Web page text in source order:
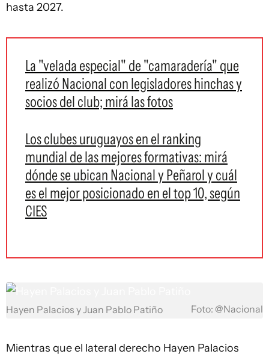
hasta 2027.
La "velada especial" de "camaradería" que
realizó Nacional con legisladores hinchas y
socios del club; mirá las fotos
Los clubes uruguayos en el ranking
mundial de las mejores formativas: mirá
dónde se ubican Nacional y Peñarol y cuál
es el mejor posicionado en el top 10, según
CIES
Hayen Palacios y Juan Pablo Patiño Foto: @Nacional
Mientras que el lateral derecho Hayen Palacios